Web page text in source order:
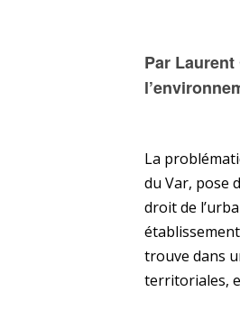
Par
l
La
du Var, pose
droit de
trouve dans
territoriales,